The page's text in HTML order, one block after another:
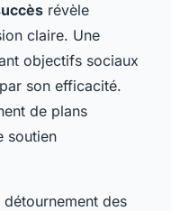
révèle
claire. Une
objectifs sociaux
son efficacité.
de plans
soutien
des